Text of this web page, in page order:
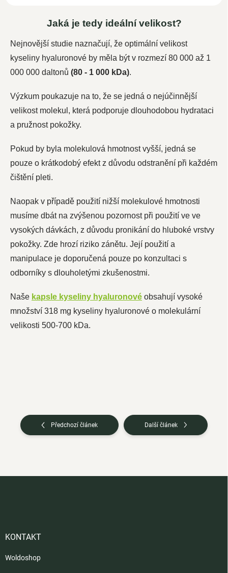
Jaká je tedy ideální velikost?
Nejnovější studie naznačují, že optimální velikost
kyseliny hyaluronové by měla být v rozmezí 80 000 až 1
000 000 daltonů (80 - 1 000 kDa).
Výzkum poukazuje na to, že se jedná o nejúčinnější
velikost molekul, která podporuje dlouhodobou hydrataci
a pružnost pokožky.
Pokud by byla molekulová hmotnost vyšší, jedná se
pouze o krátkodobý efekt z důvodu odstranění při každém
čištění pleti.
Naopak v případě použití nižší molekulové hmotnosti
musíme dbát na zvýšenou pozornost při použití ve ve
vysokých dávkách, z důvodu pronikání do hluboké vrstvy
pokožky. Zde hrozí riziko zánětu. Její použití a
manipulace je doporučená pouze po konzultaci s
odborníky s dlouholetými zkušenostmi.
Naše kapsle kyseliny hyaluronové obsahují vysoké
množství 318 mg kyseliny hyaluronové o molekulární
velikosti 500-700 kDa.
Předchozí článek Další článek
KONTAKT
Woldoshop